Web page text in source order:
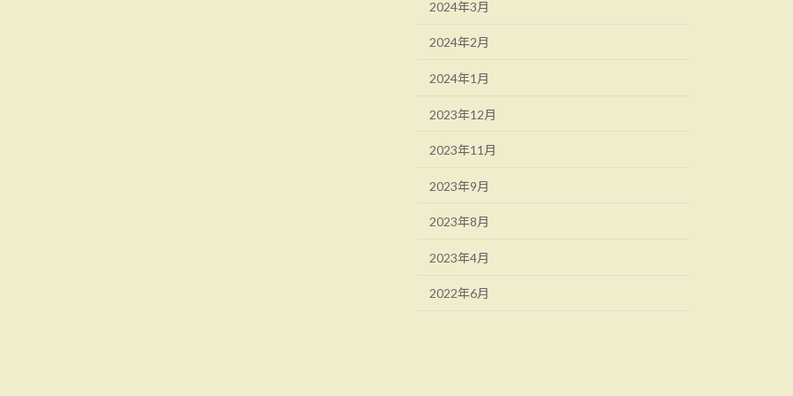
2024年3月
2024年2月
2024年1月
2023年12月
2023年11月
2023年9月
2023年8月
2023年4月
2022年6月